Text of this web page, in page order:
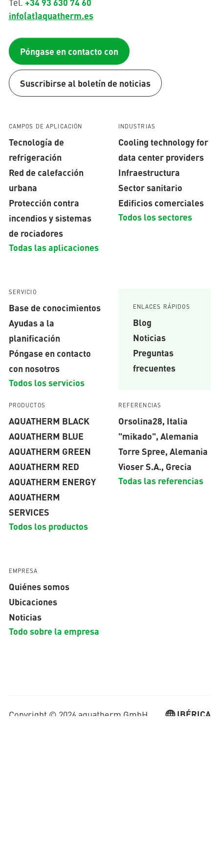
info(at)aquatherm.es
Póngase en contacto con
Suscribirse al boletín de noticias
CAMPOS DE APLICACIÓN
Tecnología de
refrigeración
Red de calefacción
urbana
Protección contra
incendios y sistemas
de rociadores
Todas las aplicaciones
INDUSTRIAS
Cooling technology for
data center providers
Infraestructura
Sector sanitario
Edificios comerciales
Todos los sectores
SERVICIO
Base de conocimientos
Ayudas a la
planificación
Póngase en contacto
con nosotros
Todos los servicios
ENLACES RÁPIDOS
Blog
Noticias
Preguntas
frecuentes
PRODUCTOS
AQUATHERM BLACK
AQUATHERM BLUE
AQUATHERM GREEN
AQUATHERM RED
AQUATHERM ENERGY
AQUATHERM
SERVICES
Todos los productos
REFERENCIAS
Orsolina28, Italia
"mikado", Alemania
Torre Spree, Alemania
Vioser S.A., Grecia
Todas las referencias
EMPRESA
Quiénes somos
Ubicaciones
Noticias
Todo sobre la empresa
Copyright © 2026 aquatherm GmbH.
IBÉRICA